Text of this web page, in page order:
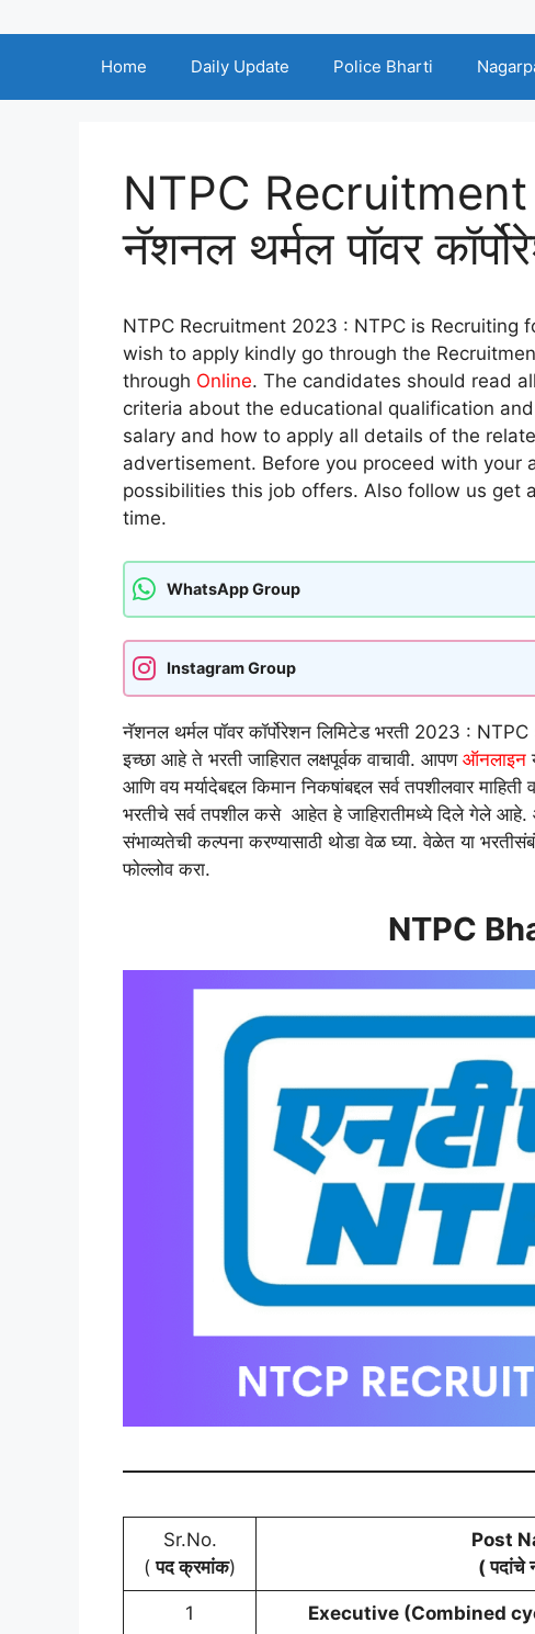
Home Daily Update Police Bharti
NTPC Recruitment
नॅशनल थर्मल पॉवर
NTPC Recruitment 2023 : NTPC is Recruiting
wish to apply kindly go through the
through Online. The candidates should read
criteria about the educational qualification
salary and how to apply all details of the
advertisement. Before you proceed with your
possibilities this job offers. Also follow us get
time.
WhatsApp Group
Instagram Group
नॅशनल थर्मल पॉवर कॉर्पोरेशन लिमिटेड भरती 2023 : NTPC
इच्छा आहे ते भरती जाहिरात लक्षपूर्वक वाचावी. आपण ऑनलाइन
आणि वय मर्यादेबद्दल किमान निकषांबद्दल सर्व तपशीलवार
भरतीचे सर्व तपशील कसे आहेत हे जाहिरातीमध्ये दिले गेले आहे.
संभाव्यतेची कल्पना करण्यासाठी थोडा वेळ घ्या. वेळेत या
फोल्लोव करा.
NTPC
Sr.No.
(पद क्रमांक)
Post
( पदांचे
1 Executive (Combined